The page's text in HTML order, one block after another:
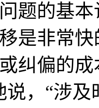
题的基
是非常
纠偏的
说，“涉